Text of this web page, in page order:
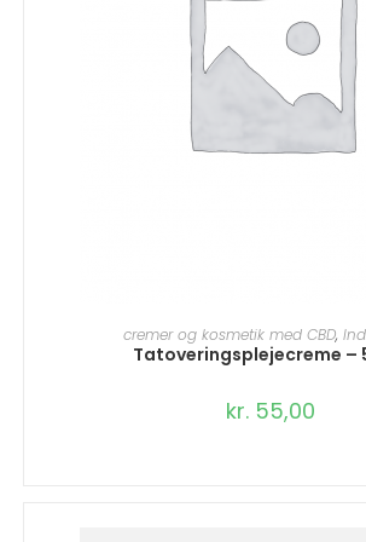
TILFØJ TIL KURV
cremer og kosmetik med CBD,
Tatoveringsplejecreme –
kr. 55,00